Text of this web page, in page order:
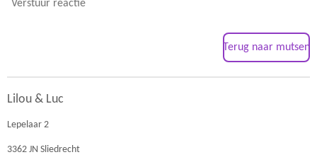
Verstuur reactie
Terug naar mutsen
Lilou & Luc
Lepelaar 2
3362 JN Sliedrecht